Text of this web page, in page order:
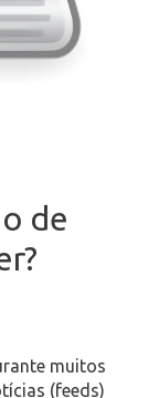
de
muitos
(feeds)